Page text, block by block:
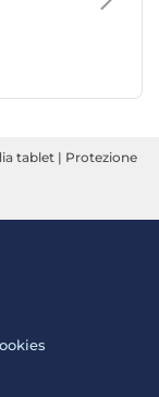
tablet | Protezione